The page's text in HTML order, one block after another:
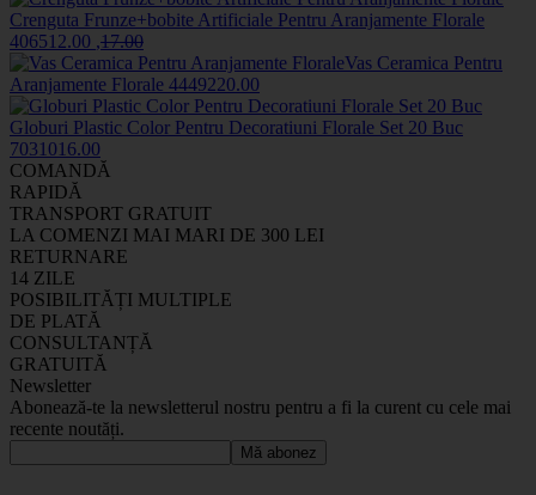
Crenguta Frunze+bobite Artificiale Pentru Aranjamente Florale
406512.00 ,17.00
Vas Ceramica Pentru
Aranjamente Florale 4449220.00
Globuri Plastic Color Pentru Decoratiuni Florale Set 20 Buc
7031016.00
COMANDĂ
RAPIDĂ
TRANSPORT GRATUIT
LA COMENZI MAI MARI DE 300 LEI
RETURNARE
14 ZILE
POSIBILITĂȚI MULTIPLE
DE PLATĂ
CONSULTANȚĂ
GRATUITĂ
Newsletter
Abonează-te la newsletterul nostru pentru a fi la curent cu cele mai
recente noutăți.
Mă abonez